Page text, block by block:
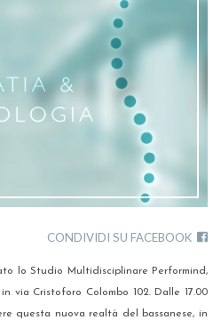
CONDIVIDI SU FACEBOOK
lo Studio Multidisciplinare Performind,
via Cristoforo Colombo 102. Dalle 17.00
questa nuova realtà del bassanese, in